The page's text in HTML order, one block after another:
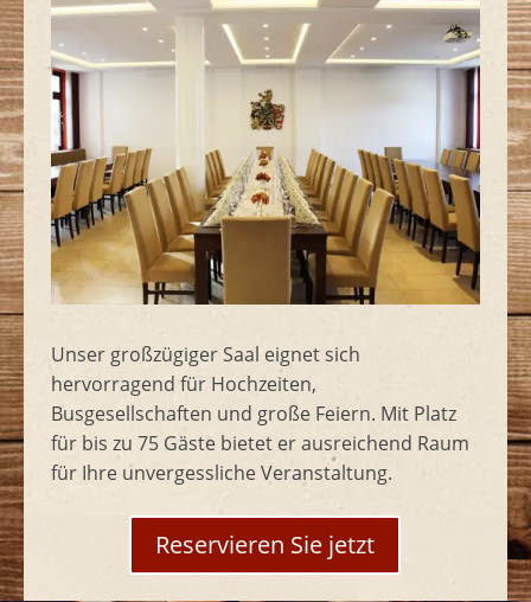
Unser großzügiger Saal eignet sich
hervorragend für Hochzeiten,
Busgesellschaften und große Feiern. Mit Platz
für bis zu 75 Gäste bietet er ausreichend Raum
für Ihre unvergessliche Veranstaltung.
Reservieren Sie jetzt